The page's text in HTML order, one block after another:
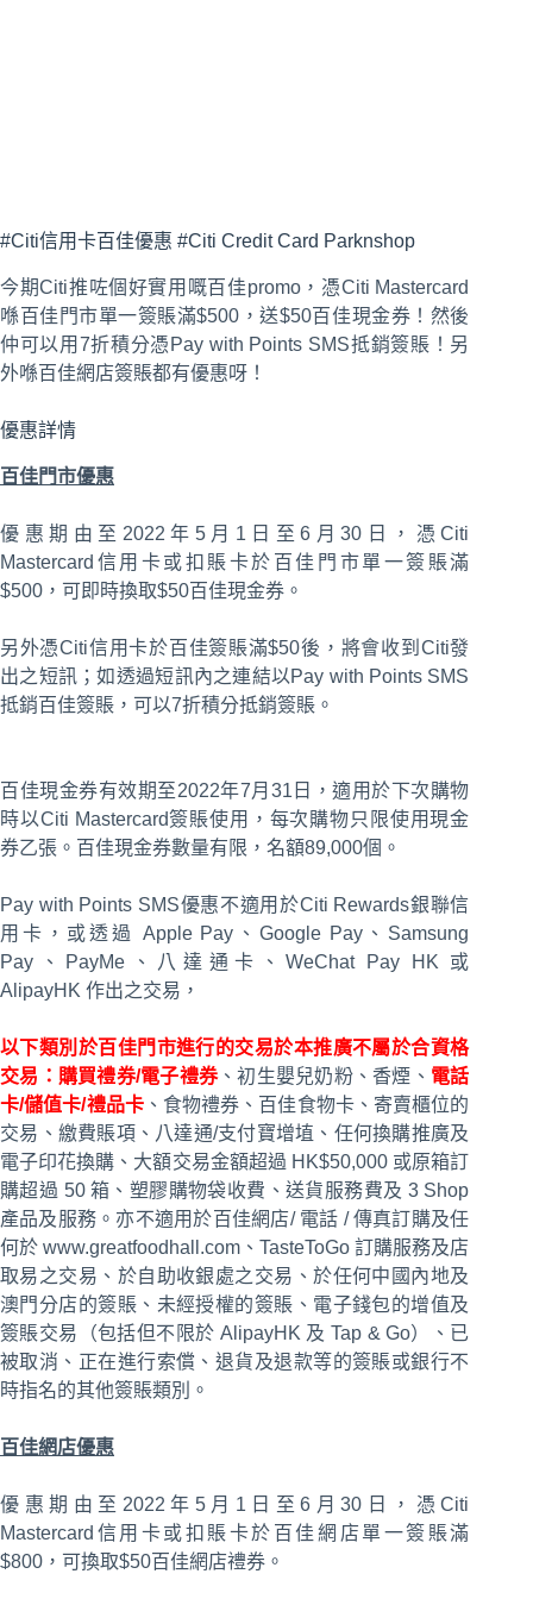
#Citi信用卡百佳優惠 #Citi Credit Card Parknshop
今期Citi推咗個好實用嘅百佳promo，憑Citi Mastercard
喺百佳門市單一簽賬滿$500，送$50百佳現金券！然後
仲可以用7折積分憑Pay with Points SMS抵銷簽賬！另
外喺百佳網店簽賬都有優惠呀！
優惠詳情
百佳門市優惠
優惠期由至2022年5月1日至6月30日，憑Citi
Mastercard信用卡或扣賬卡於百佳門市單一簽賬滿
$500，可即時換取$50百佳現金券。
另外憑Citi信用卡於百佳簽賬滿$50後，將會收到Citi發
出之短訊；如透過短訊內之連結以Pay with Points SMS
抵銷百佳簽賬，可以7折積分抵銷簽賬。
百佳現金券有效期至2022年7月31日，適用於下次購物
時以Citi Mastercard簽賬使用，每次購物只限使用現金
券乙張。百佳現金券數量有限，名額89,000個。
Pay with Points SMS優惠不適用於Citi Rewards銀聯信
用卡，或透過 Apple Pay、Google Pay、Samsung
Pay、PayMe、八達通卡、WeChat Pay HK 或
AlipayHK 作出之交易，
以下類別於百佳門市進行的交易於本推廣不屬於合資格
交易：購買禮券/電子禮券、初生嬰兒奶粉、香煙、 電話
卡/儲值卡/禮品卡、食物禮券、百佳食物卡、寄賣櫃位的
交易、繳費賬項、八達通/支付寶增埴、任何換購推廣及
電子印花換購、大額交易金額超過 HK$50,000 或原箱訂
購超過 50 箱、塑膠購物袋收費、送貨服務費及 3 Shop
產品及服務。亦不適用於百佳網店/ 電話 / 傳真訂購及任
何於 www.greatfoodhall.com、TasteToGo 訂購服務及店
取易之交易、於自助收銀處之交易、於任何中國內地及
澳門分店的簽賬、未經授權的簽賬、電子錢包的增值及
簽賬交易（包括但不限於 AlipayHK 及 Tap & Go）、已
被取消、正在進行索償、退貨及退款等的簽賬或銀行不
時指名的其他簽賬類別。
百佳網店優惠
優惠期由至2022年5月1日至6月30日，憑Citi
Mastercard信用卡或扣賬卡於百佳網店單一簽賬滿
$800，可換取$50百佳網店禮券。